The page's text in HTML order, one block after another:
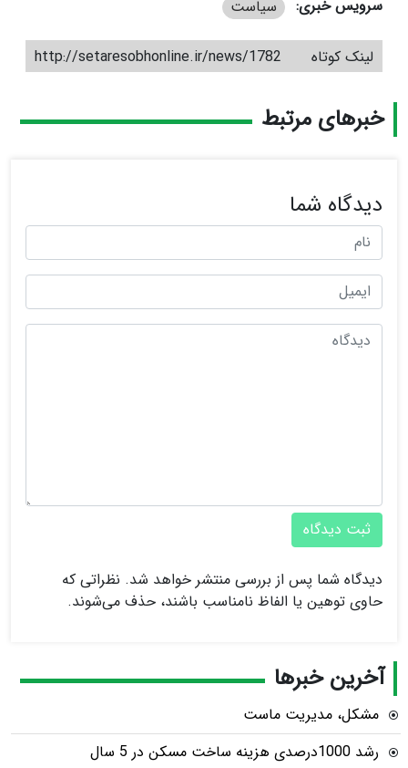
سرویس خبری: سیاست
لینک کوتاه http://setaresobhonline.ir/news/1782
خبرهای مرتبط
دیدگاه شما
ثبت دیدگاه
دیدگاه شما پس از بررسی منتشر خواهد شد. نظراتی که
حاوی توهین یا الفاظ نامناسب باشند، حذف می‌شوند.
آخرین خبرها
مشکل، مدیریت ماست
رشد 1000درصدی هزینه ساخت مسکن در 5 سال